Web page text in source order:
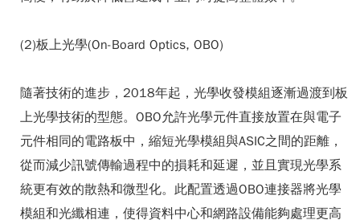
(2)板上光學(On-Board Optics, OBO)
隨著技術的進步，2018年起，光學收發模組逐漸過渡到板
上光學技術的型態。OBO允許光學元件直接放置在與電子
元件相同的電路板中，縮短光學模組與ASIC之間的距離，
從而減少訊號傳輸過程中的損耗和延遲，並且實現光學系
統更有效的散熱和微型化。此配置透過OBO連接器將光學
模組和光纖相連，使得資料中心和網路設備能夠處理更高